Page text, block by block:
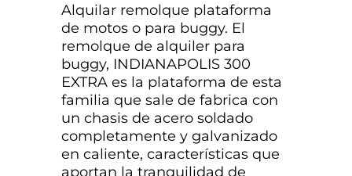
Alquilar remolque plataforma
de motos o para buggy. El
remolque de alquiler para
buggy, INDIANAPOLIS 300
EXTRA es la plataforma de esta
familia que sale de fabrica con
un chasis de acero soldado
completamente y galvanizado
en caliente, características que
aportan la tranquilidad de